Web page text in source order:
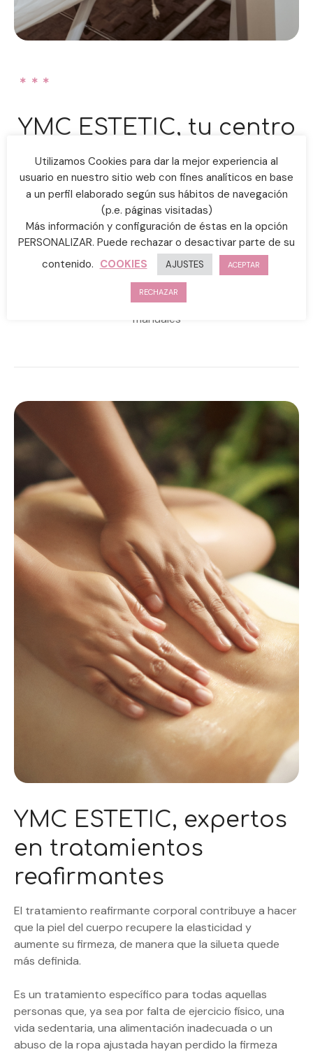
YMC ESTETIC, tu centro
de estética de
confianza
¿Quieres darle un aspecto mas joven a tu piel? En YMC
ESTETIC contamos con la tecnología mas avanzada del
mercado en tratamientos reafirmantes.
Es un tratamiento no invasivo que combina
tratamientos con aparatología médica y tratamientos
manuales
YMC ESTETIC, expertos
en tratamientos
reafirmantes
El tratamiento reafirmante corporal contribuye a hacer
que la piel del cuerpo recupere la elasticidad y
aumente su firmeza, de manera que la silueta quede
más definida.
Es un tratamiento específico para todas aquellas
personas que, ya sea por falta de ejercicio físico, una
vida sedentaria, una alimentación inadecuada o un
abuso de la ropa ajustada hayan perdido la firmeza
Utilizamos Cookies para dar la mejor experiencia al
usuario en nuestro sitio web con fines analíticos en base
a un perfil elaborado según sus hábitos de navegación
(p.e. páginas visitadas)
Más información y configuración de éstas en la opción
PERSONALIZAR. Puede rechazar o desactivar parte de su
contenido. COOKIES AJUSTES ACEPTAR
RECHAZAR